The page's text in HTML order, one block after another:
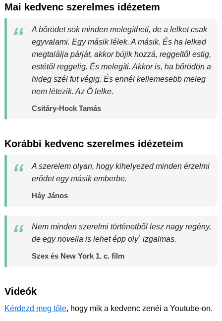
Mai kedvenc szerelmes idézetem
A bőrödet sok minden melegítheti, de a lelket csak
egyvalami. Egy másik lélek. A másik. És ha lelked
megtalálja párját, akkor bújik hozzá, reggeltől estig,
estétől reggelig. És melegíti. Akkor is, ha bőrödön a
hideg szél fut végig. És ennél kellemesebb meleg
nem létezik. Az Ő lelke.
Csitáry-Hock Tamás
Korábbi kedvenc szerelmes idézeteim
A szerelem olyan, hogy kihelyezed minden érzelmi
erődet egy másik emberbe.
Háy János
Nem minden szerelmi történetből lesz nagy regény,
de egy novella is lehet épp oly` izgalmas.
Szex és New York 1. c. film
Videók
Kérdezd meg tőle, hogy mik a kedvenc zenéi a Youtube-on.